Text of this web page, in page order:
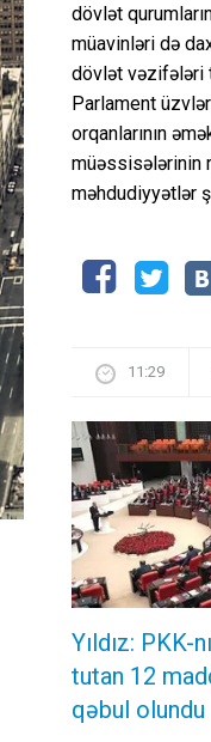
dövlət
müavinləri də
dövlət vəzifələri
Parlament
orqanlarının
müəssisələrinin
məhdudiyyətlər
11:29
Yıldız: PKK-
tutan 12
qəbul olundu ​​​​​​​